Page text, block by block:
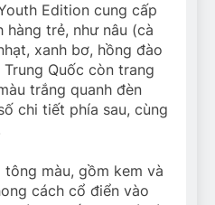
Edition cung cấp
hàng trẻ, như nâu (cà
xanh bơ, hồng đào
Quốc còn trang
trắng quanh đèn
chi tiết phía sau, cùng
màu, gồm kem và
cách cổ điển vào